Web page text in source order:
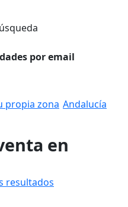
por email
propia zona Andalucía
en
resultados